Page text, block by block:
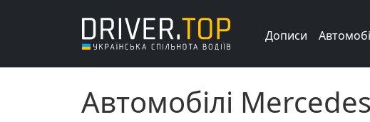
Дописи
Автомобілі